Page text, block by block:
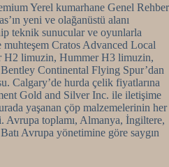
Yerel kumarhane Genel Rehber
yeni ve olağanüstü alanı
teknik sunucular ve oyunlarla
muhteşem Cratos Advanced Local
H2 limuzin, Hummer H3 limuzin,
Continental Flying Spur’dan
Calgary’de hurda çelik fiyatlarına
Gold and Silver Inc. ile iletişime
yaşanan çöp malzemelerinin her
Avrupa toplamı, Almanya, İngiltere,
Avrupa yönetimine göre saygın